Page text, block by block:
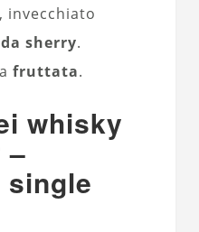
invecchiato
sherry.
fruttata.
whisky
–
single